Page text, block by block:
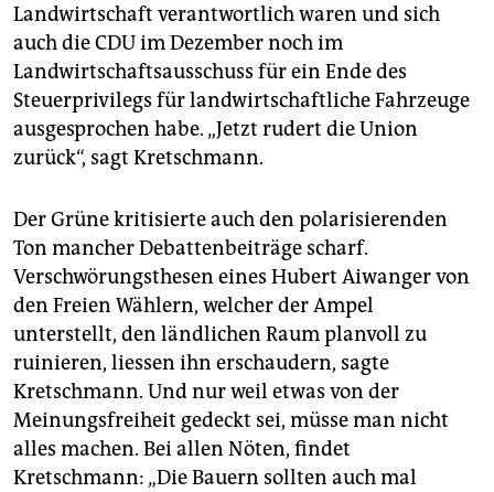
Landwirtschaft verantwortlich waren und sich
auch die CDU im Dezember noch im
Landwirtschaftsausschuss für ein Ende des
Steuerprivilegs für landwirtschaftliche Fahrzeuge
ausgesprochen habe. „Jetzt rudert die Union
zurück“, sagt Kretschmann.
Der Grüne kritisierte auch den polarisierenden
Ton mancher Debattenbeiträge scharf.
Verschwörungsthesen eines Hubert Aiwanger von
den Freien Wählern, welcher der Ampel
unterstellt, den ländlichen Raum planvoll zu
ruinieren, liessen ihn erschaudern, sagte
Kretschmann. Und nur weil etwas von der
Meinungsfreiheit gedeckt sei, müsse man nicht
alles machen. Bei allen Nöten, findet
Kretschmann: „Die Bauern sollten auch mal